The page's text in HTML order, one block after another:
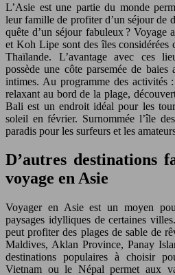
L’Asie est une partie du monde
leur famille de profiter d’un séjour de
quête d’un séjour fabuleux ? Voyage
et Koh Lipe sont des îles considérées
Thaïlande. L’avantage avec ces
possède une côte parsemée de baies
intimes. Au programme des activités
relaxant au bord de la plage,
Bali est un endroit idéal pour les
soleil en février. Surnommée l’île
paradis pour les surfeurs et les
D’autres destinations
voyage en Asie
Voyager en Asie est un moyen
paysages idylliques de certaines
peut profiter des plages de sable de
Maldives, Aklan Province, Panay
destinations populaires à choisir
Vietnam ou le Népal permet aux